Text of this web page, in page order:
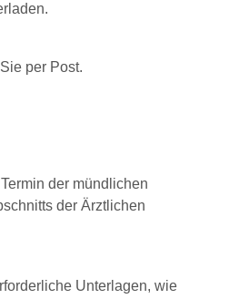
per Post.
der mündlichen
der Ärztlichen
Unterlagen, wie